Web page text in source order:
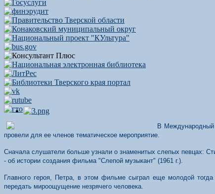
В Международный
провели для ее членов тематическое мероприятие.
Сначала слушатели больше узнали о знаменитых слепых певцах:
- об истории создания фильма "Слепой музыкант" (1961 г.).
Главного героя, Петра, в этом фильме сыграл еще молодой
передать мироощущение незрячего человека.